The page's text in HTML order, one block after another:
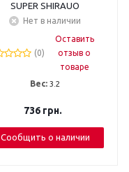
SUPER SHIRAUO
Нет в наличии
(0)
Оставить
отзыв о
товаре
Вес: 3.2
736грн.
Сообщить о наличии